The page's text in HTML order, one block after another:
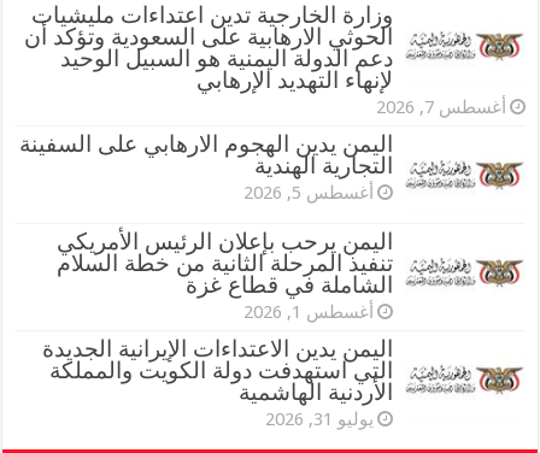
وزارة الخارجية تدين اعتداءات مليشيات
الحوثي الارهابية على السعودية وتؤكد أن
دعم الدولة اليمنية هو السبيل الوحيد
لإنهاء التهديد الإرهابي
أغسطس 7, 2026
اليمن يدين الهجوم الارهابي على السفينة
التجارية الهندية
أغسطس 5, 2026
اليمن يرحب بإعلان الرئيس الأمريكي
تنفيذ المرحلة الثانية من خطة السلام
الشاملة في قطاع غزة
أغسطس 1, 2026
اليمن يدين الاعتداءات الإيرانية الجديدة
التي استهدفت دولة الكويت والمملكة
الأردنية الهاشمية
يوليو 31, 2026